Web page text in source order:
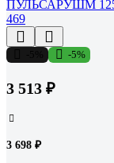
-5%
3 513 ₽
3 698 ₽